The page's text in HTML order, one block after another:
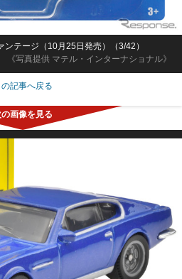
《写真提供 マテル・インターナショナル》
テージ（10月25日発売）（3/42）
の記事へ戻る